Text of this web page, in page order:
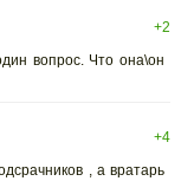
+2
вопрос. Что она\он
+4
, а вратарь